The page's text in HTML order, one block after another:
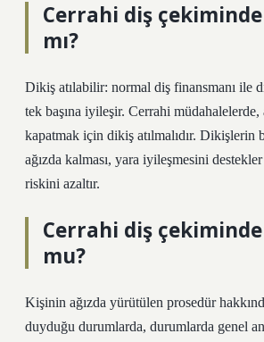
Cerrahi diş
mı?
Dikiş atılabilir: normal diş finansmanı ile
tek başına iyileşir. Cerrahi müdahalelerde,
kapatmak için dikiş atılmalıdır. Dikişlerin
ağızda kalması, yara iyileşmesini
riskini azaltır.
Cerrahi diş
mu?
Kişinin ağızda yürütülen prosedür
duyduğu durumlarda, durumlarda genel